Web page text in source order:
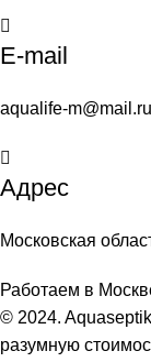
E-mail
aqualife-m@mail.ru
Адрес
Московская
Работаем в
© 2024.
разумную